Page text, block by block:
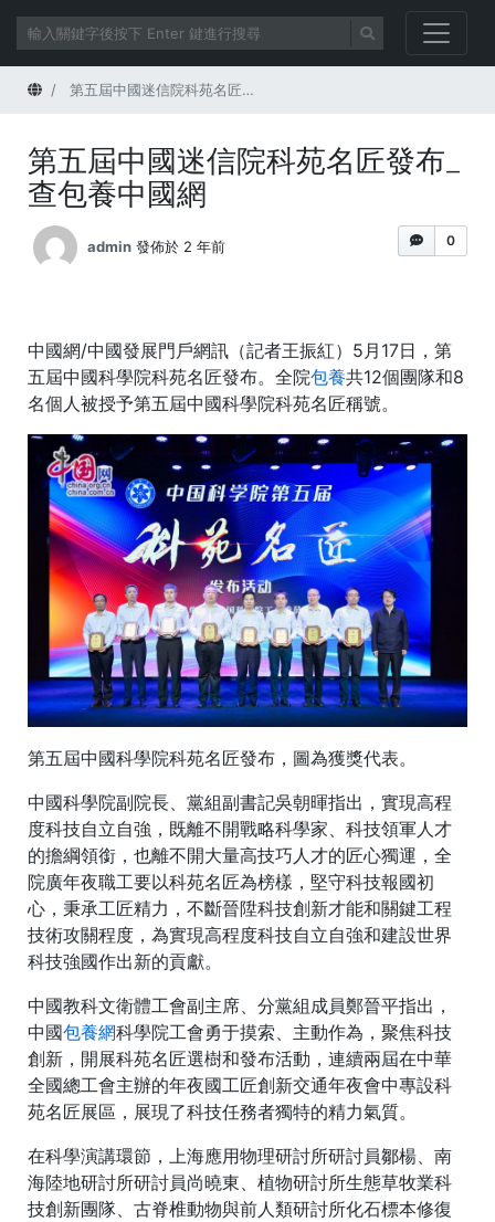
首頁 第五屆中國迷信院科苑名匠發布_查包養中國網
第五屆中國迷信院科苑名匠發布_
查包養中國網
0
admin 發佈於 2 年前
中國網/中國發展門戶網訊（記者王振紅）5月17日，第
五屆中國科學院科苑名匠發布。全院包養共12個團隊和8
名個人被授予第五屆中國科學院科苑名匠稱號。
第五屆中國科學院科苑名匠發布，圖為獲獎代表。
中國科學院副院長、黨組副書記吳朝暉指出，實現高程
度科技自立自強，既離不開戰略科學家、科技領軍人才
的擔綱領銜，也離不開大量高技巧人才的匠心獨運，全
院廣年夜職工要以科苑名匠為榜樣，堅守科技報國初
心，秉承工匠精力，不斷晉陞科技創新才能和關鍵工程
技術攻關程度，為實現高程度科技自立自強和建設世界
科技強國作出新的貢獻。
中國教科文衛體工會副主席、分黨組成員鄭晉平指出，
中國包養網科學院工會勇于摸索、主動作為，聚焦科技
創新，開展科苑名匠選樹和發布活動，連續兩屆在中華
全國總工會主辦的年夜國工匠創新交通年夜會中專設科
苑名匠展區，展現了科技任務者獨特的精力氣質。
在科學演講環節，上海應用物理研討所研討員鄒楊、南
海陸地研討所研討員尚曉東、植物研討所生態草牧業科
技創新團隊、古脊椎動物與前人類研討所化石標本修復